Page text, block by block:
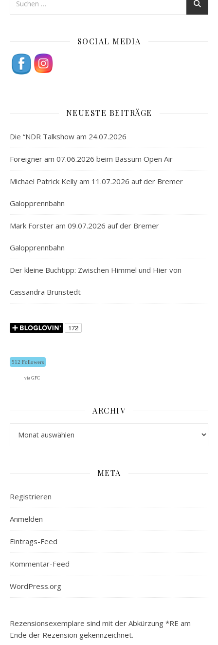
SOCIAL MEDIA
NEUESTE BEITRÄGE
Die “NDR Talkshow am 24.07.2026
Foreigner am 07.06.2026 beim Bassum Open Air
Michael Patrick Kelly am 11.07.2026 auf der Bremer
Galopprennbahn
Mark Forster am 09.07.2026 auf der Bremer
Galopprennbahn
Der kleine Buchtipp: Zwischen Himmel und Hier von
Cassandra Brunstedt
512 Followers
via GFC
ARCHIV
META
Registrieren
Anmelden
Eintrags-Feed
Kommentar-Feed
WordPress.org
Rezensionsexemplare sind mit der Abkürzung *RE am
Ende der Rezension gekennzeichnet.